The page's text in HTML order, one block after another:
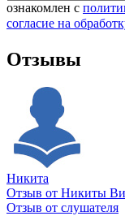
ознакомлен с
согласие на
Отзывы
Никита
Отзыв от Никиты
Отзыв от слушателя